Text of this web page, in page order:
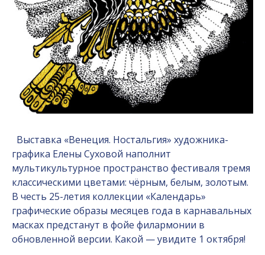
Выставка «Венеция. Ностальгия» художника-
графика Елены Суховой наполнит
мультикультурное пространство фестиваля тремя
классическими цветами: чёрным, белым, золотым.
В честь 25-летия коллекции «Календарь»
графические образы месяцев года в карнавальных
масках предстанут в фойе филармонии в
обновленной версии. Какой — увидите 1 октября!